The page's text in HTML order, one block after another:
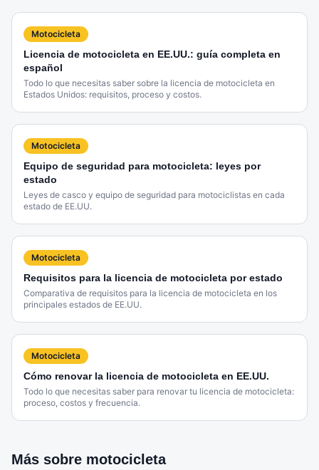
Motocicleta
Licencia de motocicleta en EE.UU.: guía completa en
español
Todo lo que necesitas saber sobre la licencia de motocicleta en
Estados Unidos: requisitos, proceso y costos.
Motocicleta
Equipo de seguridad para motocicleta: leyes por
estado
Leyes de casco y equipo de seguridad para motociclistas en cada
estado de EE.UU.
Motocicleta
Requisitos para la licencia de motocicleta por estado
Comparativa de requisitos para la licencia de motocicleta en los
principales estados de EE.UU.
Motocicleta
Cómo renovar la licencia de motocicleta en EE.UU.
Todo lo que necesitas saber para renovar tu licencia de motocicleta:
proceso, costos y frecuencia.
Más sobre motocicleta